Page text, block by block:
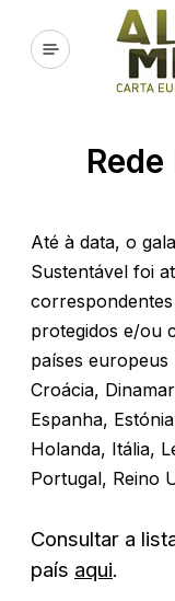
Até à data, o
Sustentável foi
protegidos e/ou
países
Croácia,
Espanha,
Holanda, Itália,
Portugal, Reino
Consultar a
país aqui.